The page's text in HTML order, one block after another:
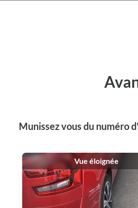
Les
Votre plaque d'immatriculation
Munissez vous du numéro
Vue éloignée